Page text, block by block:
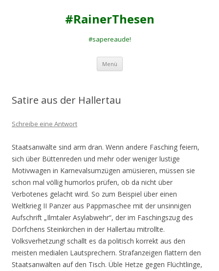
#RainerThesen
#sapereaude!
Menü Zum
springen
Satire aus der Hallertau
Schreibe eine Antwort
Staatsanwälte sind arm dran. Wenn andere Fasching feiern,
sich über Büttenreden und mehr oder weniger lustige
Motivwagen in Karnevalsumzügen amüsieren, müssen sie
schon mal völlig humorlos prüfen, ob da nicht über
Verbotenes gelacht wird. So zum Beispiel über einen
Weltkrieg II Panzer aus Pappmaschee mit der unsinnigen
Aufschrift „Ilmtaler Asylabwehr“, der im Faschingszug des
Dörfchens Steinkirchen in der Hallertau mitrollte.
Volksverhetzung! schallt es da politisch korrekt aus den
meisten medialen Lautsprechern. Strafanzeigen flattern den
Staatsanwälten auf den Tisch. Üble Hetze gegen Flüchtlinge,